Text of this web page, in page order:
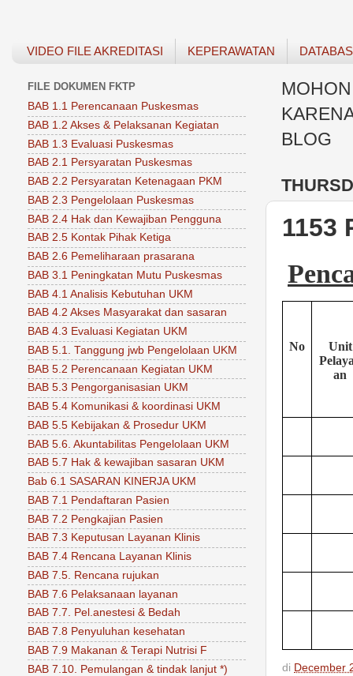
VIDEO FILE AKREDITASI KEPERAWATAN
BLOG
1153
No
Unit
an
di December
FILE DOKUMEN FKTP
BAB 1.1 Perencanaan Puskesmas
BAB 1.2 Akses & Pelaksanan Kegiatan
BAB 1.3 Evaluasi Puskesmas
BAB 2.1 Persyaratan Puskesmas
BAB 2.2 Persyaratan Ketenagaan PKM
BAB 2.3 Pengelolaan Puskesmas
BAB 2.4 Hak dan Kewajiban Pengguna
BAB 2.5 Kontak Pihak Ketiga
BAB 2.6 Pemeliharaan prasarana
BAB 3.1 Peningkatan Mutu Puskesmas
BAB 4.1 Analisis Kebutuhan UKM
BAB 4.2 Akses Masyarakat dan sasaran
BAB 4.3 Evaluasi Kegiatan UKM
BAB 5.1. Tanggung jwb Pengelolaan UKM
BAB 5.2 Perencanaan Kegiatan UKM
BAB 5.3 Pengorganisasian UKM
BAB 5.4 Komunikasi & koordinasi UKM
BAB 5.5 Kebijakan & Prosedur UKM
BAB 5.6. Akuntabilitas Pengelolaan UKM
BAB 5.7 Hak & kewajiban sasaran UKM
Bab 6.1 SASARAN KINERJA UKM
BAB 7.1 Pendaftaran Pasien
BAB 7.2 Pengkajian Pasien
BAB 7.3 Keputusan Layanan Klinis
BAB 7.4 Rencana Layanan Klinis
BAB 7.5. Rencana rujukan
BAB 7.6 Pelaksanaan layanan
BAB 7.7. Pel.anestesi & Bedah
BAB 7.8 Penyuluhan kesehatan
BAB 7.9 Makanan & Terapi Nutrisi F
BAB 7.10. Pemulangan & tindak lanjut *)